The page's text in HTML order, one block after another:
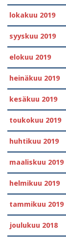
lokakuu 2019
syyskuu 2019
elokuu 2019
heinäkuu 2019
kesäkuu 2019
toukokuu 2019
huhtikuu 2019
maaliskuu 2019
helmikuu 2019
tammikuu 2019
joulukuu 2018